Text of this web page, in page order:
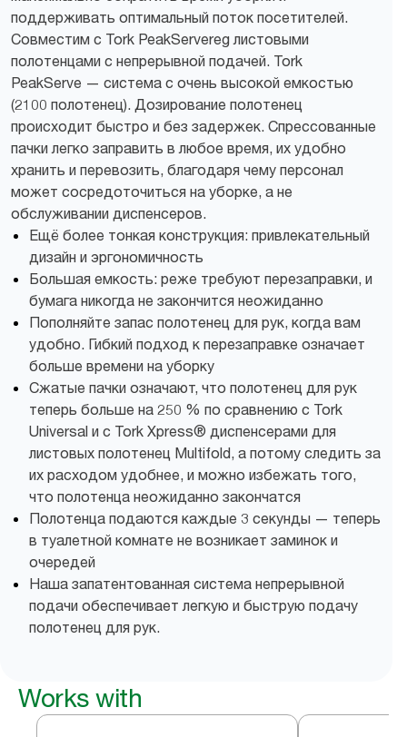
поддерживать оптимальный поток посетителей.
Совместим с Tork PeakServereg листовыми
полотенцами с непрерывной подачей. Tork
PeakServe — cистема с очень высокой емкостью
(2100 полотенец). Дозирование полотенец
происходит быстро и без задержек. Спрессованные
пачки легко заправить в любое время, их удобно
хранить и перевозить, благодаря чему персонал
может сосредоточиться на уборке, а не
обслуживании диспенсеров.
Ещё более тонкая конструкция: привлекательный
дизайн и эргономичность
Большая емкость: реже требуют перезаправки, и
бумага никогда не закончится неожиданно
Пополняйте запас полотенец для рук, когда вам
удобно. Гибкий подход к перезаправке означает
больше времени на уборку
Сжатые пачки означают, что полотенец для рук
теперь больше на 250 % по сравнению с Tork
Universal и с Tork Xpress® диспенсерами для
листовых полотенец Multifold, а потому следить за
их расходом удобнее, и можно избежать того,
что полотенца неожиданно закончатся
Полотенца подаются каждые 3 секунды — теперь
в туалетной комнате не возникает заминок и
очередей
Наша запатентованная система непрерывной
подачи обеспечивает легкую и быструю подачу
полотенец для рук.
Works with